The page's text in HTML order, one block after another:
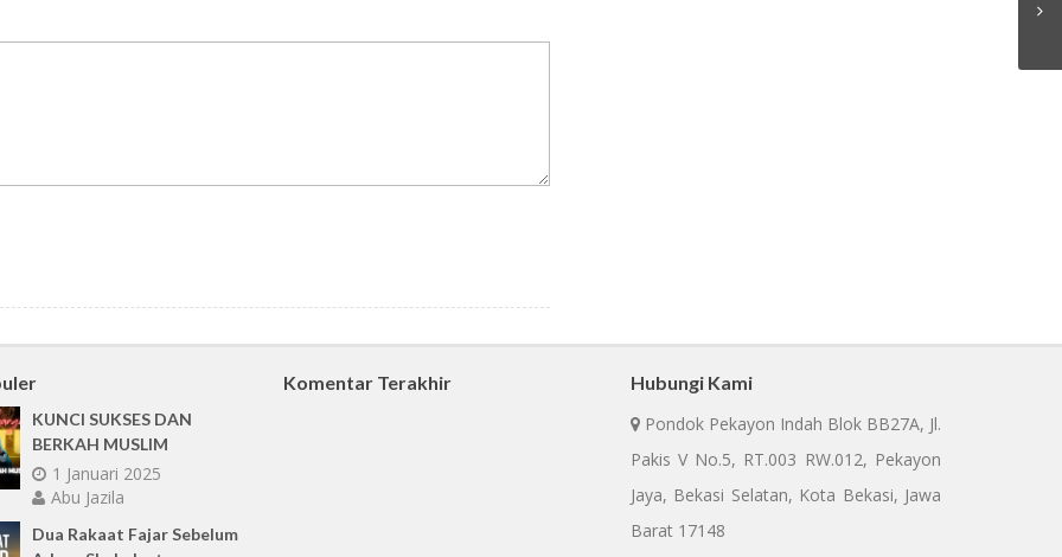
KUNCI SUKSES DAN
BERKAH MUSLIM
1 Januari 2025
Abu Jazila
Dua Rakaat Fajar Sebelum
Komentar Terakhir
Hubungi Kami
Pondok Pekayon Indah Blok BB27A, Jl.
Pakis V No.5, RT.003 RW.012, Pekayon
Jaya, Bekasi Selatan, Kota Bekasi, Jawa
Barat 17148